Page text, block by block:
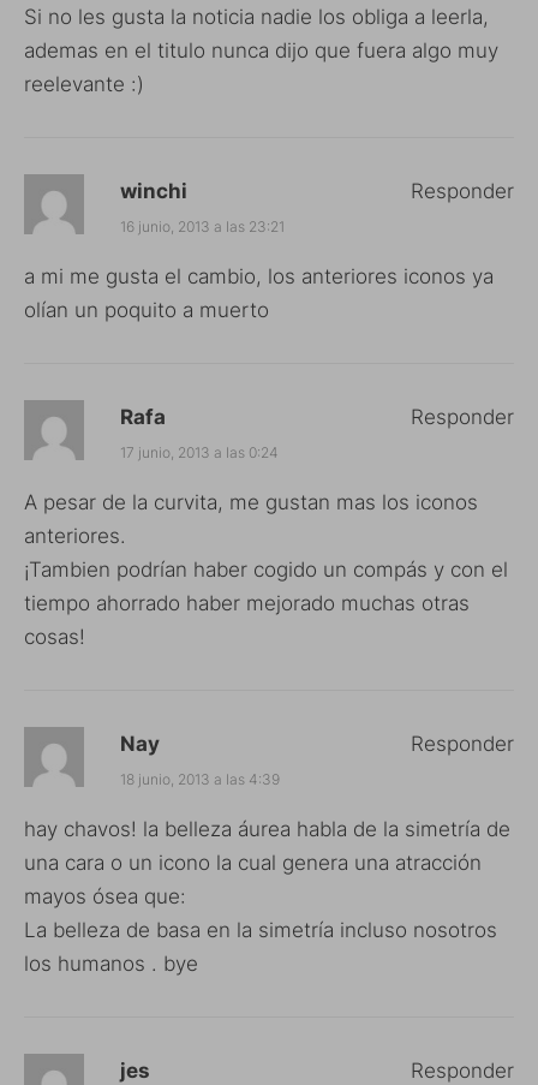
Si no les gusta la noticia nadie los obliga a leerla,
ademas en el titulo nunca dijo que fuera algo muy
reelevante :)
winchi
16 junio, 2013 a las 23:21
a mi me gusta el cambio, los anteriores iconos ya
olían un poquito a muerto
Responder
Rafa
17 junio, 2013 a las 0:24
A pesar de la curvita, me gustan mas los iconos
anteriores.
¡Tambien podrían haber cogido un compás y con el
tiempo ahorrado haber mejorado muchas otras
cosas!
Responder
Nay
18 junio, 2013 a las 4:39
hay chavos! la belleza áurea habla de la simetría de
una cara o un icono la cual genera una atracción
mayos ósea que:
La belleza de basa en la simetría incluso nosotros
los humanos . bye
Responder
jes Responder